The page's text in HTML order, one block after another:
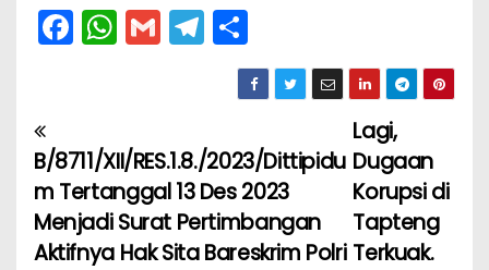
F
a
b
o
o
W
h
A
p
p
G
m
T
el
a
m
h
ar
N
a
v
Lagi,
Dugaan
Korupsi di
Tapteng
Terkuak.
B/8711/XII/RES.1.8./2023/Dittipidu
m Tertanggal 13 Des 2023
Menjadi Surat Pertimbangan
Aktifnya Hak Sita Bareskrim Polri